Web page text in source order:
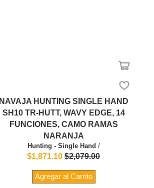
NAVAJA HUNTING SINGLE HAND
SH10 TR-HUTT, WAVY EDGE, 14
FUNCIONES, CAMO RAMAS
NARANJA
Hunting - Single Hand /
$1,871.10$2,079.00
Agregar al Carrito